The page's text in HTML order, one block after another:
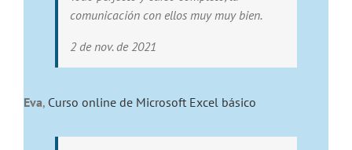
comunicación con ellos muy muy bien.
2 de nov. de 2021
Eva, Curso online de Microsoft Excel básico